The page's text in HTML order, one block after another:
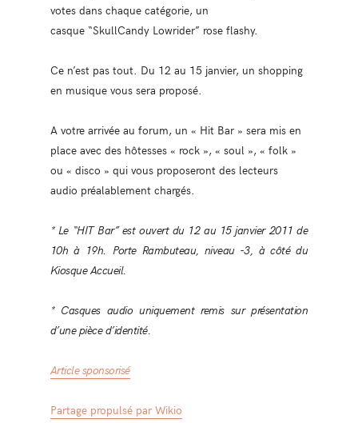
votes dans chaque catégorie, un
casque “SkullCandy Lowrider” rose flashy.
Ce n’est pas tout. Du 12 au 15 janvier, un shopping
en musique vous sera proposé.
A votre arrivée au forum, un « Hit Bar » sera mis en
place avec des hôtesses « rock », « soul », « folk »
ou « disco » qui vous proposeront des lecteurs
audio préalablement chargés.
* Le “HIT Bar” est ouvert du 12 au 15 janvier 2011 de
10h à 19h. Porte Rambuteau, niveau -3, à côté du
Kiosque Accueil.
* Casques audio uniquement remis sur présentation
d’une pièce d’identité.
Article sponsorisé
Partage propulsé par Wikio